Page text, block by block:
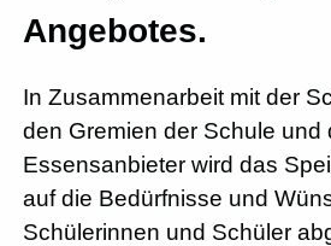
Angebotes.
In Zusammenarbeit mit der
den Gremien der Schule und
Essensanbieter wird das
auf die Bedürfnisse und
Schülerinnen und Schüler